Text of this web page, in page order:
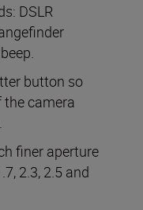
DSLR
button so
camera
finer aperture
2.3, 2.5 and